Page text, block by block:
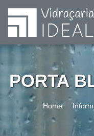
PORTA
Home